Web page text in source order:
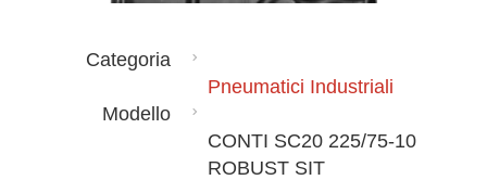
Categoria
Pneumatici Industriali
Modello
CONTI SC20 225/75-10
ROBUST SIT